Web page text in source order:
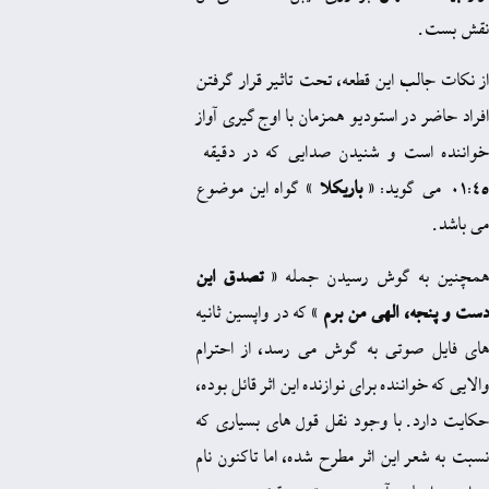
اين قطعه، تحت تاثير قرار گرفتن
استوديو همزمان با اوج‌گيری آواز
و شنيدن صدايی که در دقيقه
باريکلا» گواه اين موضوع
گوش رسيدن جمله «تصدق اين
من برم » که در واپسين ثانيه
به گوش می رسد، از احترام
برای نوازنده اين اثر قائل بوده،
وجود نقل قول‌ های بسياری که
اثر مطرح شده، اما تاکنون نام